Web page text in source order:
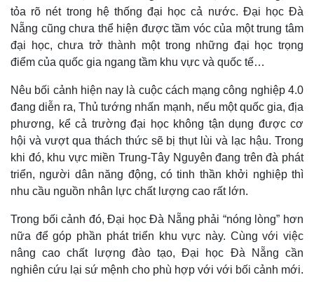
Thế giới
Quan sát
Cuộc sống đó đây
Hồ sơ
Multimedia
Video
Ảnh
E-Magazine
tỏa rõ nét trong hệ thống đại học cả nước. Đại học Đà
Nẵng cũng chưa thể hiện được tầm vóc của một trung tâm
đại học, chưa trở thành một trong những đại học trọng
điểm của quốc gia ngang tầm khu vực và quốc tế…
Nêu bối cảnh hiện nay là cuộc cách mạng công nghiệp 4.0
đang diễn ra, Thủ tướng nhấn mạnh, nếu một quốc gia, địa
phương, kể cả trường đại học không tận dụng được cơ
hội và vượt qua thách thức sẽ bị thụt lùi và lạc hậu. Trong
khi đó, khu vực miền Trung-Tây Nguyên đang trên đà phát
triển, người dân năng động, có tinh thần khởi nghiệp thì
nhu cầu nguồn nhân lực chất lượng cao rất lớn.
Trong bối cảnh đó, Đại học Đà Nẵng phải “nóng lòng” hơn
nữa để góp phần phát triển khu vực này. Cùng với việc
nâng cao chất lượng đào tạo, Đại học Đà Nẵng cần
nghiên cứu lại sứ mệnh cho phù hợp với với bối cảnh mới.